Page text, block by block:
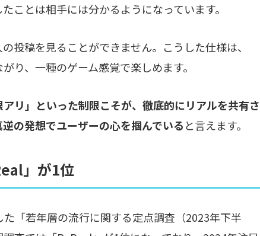
ことは相手には分かるようになっています。
投稿を見ることができません。こうした仕様は、
り、一種のゲーム感覚で楽しめます。
アリ」といった制限こそが、徹底的にリアルを共有さ
の発想でユーザーの心を掴んでいると言えます。
」が1位
「若年層の流行に関する定点調査（2023年下半